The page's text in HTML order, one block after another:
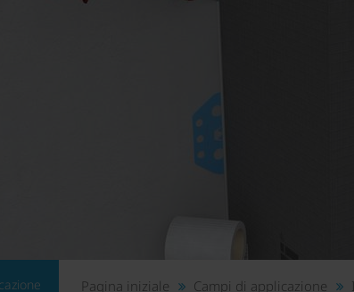
Pagina iniziale Campi di applicazione